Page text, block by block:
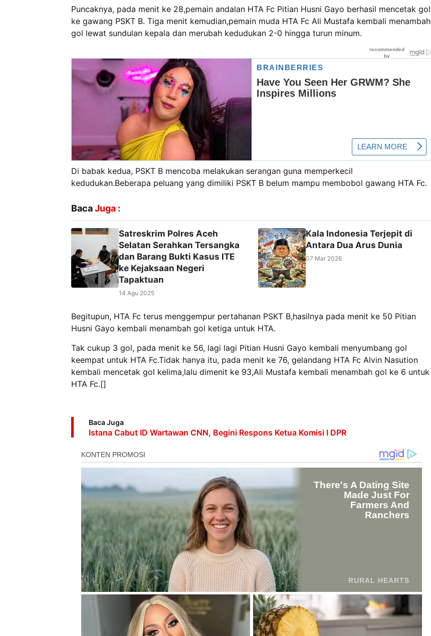
Puncaknya, pada menit ke 28,pemain andalan HTA Fc Pitian Husni Gayo berhasil mencetak gol
ke gawang PSKT B. Tiga menit kemudian,pemain muda HTA Fc Ali Mustafa kembali menambah
gol lewat sundulan kepala dan merubah kedudukan 2-0 hingga turun minum.
Di babak kedua, PSKT B mencoba melakukan serangan guna memperkecil
kedudukan.Beberapa peluang yang dimiliki PSKT B belum mampu membobol gawang HTA Fc.
BacaJuga :
Satreskrim Polres Aceh
Selatan Serahkan Tersangka
dan Barang Bukti Kasus ITE
ke Kejaksaan Negeri
Tapaktuan
14 Agu 2025
Kala Indonesia Terjepit di
Antara Dua Arus Dunia
07 Mar 2026
Begitupun, HTA Fc terus menggempur pertahanan PSKT B,hasilnya pada menit ke 50 Pitian
Husni Gayo kembali menambah gol ketiga untuk HTA.
Tak cukup 3 gol, pada menit ke 56, lagi lagi Pitian Husni Gayo kembali menyumbang gol
keempat untuk HTA Fc.Tidak hanya itu, pada menit ke 76, gelandang HTA Fc Alvin Nasution
kembali mencetak gol kelima,lalu dimenit ke 93,Ali Mustafa kembali menambah gol ke 6 untuk
HTA Fc.[]
Baca Juga
Istana Cabut ID Wartawan CNN, Begini Respons Ketua Komisi I DPR